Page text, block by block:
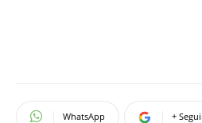
WhatsApp +